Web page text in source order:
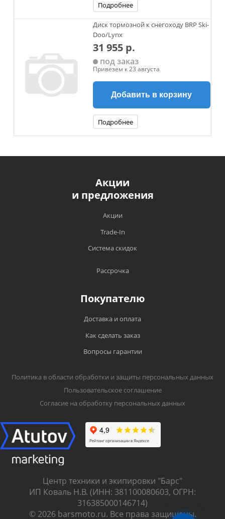
Подробнее
Диск тормозной к снегоходу BRP Ski-
Doo/Lynx
31 955 р.
под заказ
Привезем к 23 августа
Добавить в корзину
Подробнее
Акции
и предложения
Акции
Trade-In
Система скидок
Рассрочка
Покупателю
Доставка и оплата
Как сделать заказ
Вопросы гарантии
Политика в области обработки и защиты персональных данных
Пользовательское соглашение
Согласие на обработку персональных данных
Центр техники и экипировки "Барс"
ИП Коваль Н.В. (ИНН: 381100080603, ОГРН:
316385000146714)
© 2026 barsmoto.ru. Все права защищены.